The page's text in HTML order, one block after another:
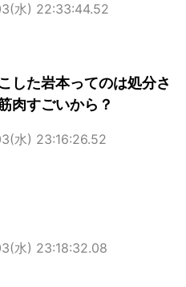
水) 22:33:44.52
した岩本ってのは処分さ
肉すごいから？
水) 23:16:26.52
水) 23:18:32.08